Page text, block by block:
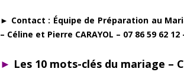
► Contact : Équipe de Préparation au
– Céline et Pierre CARAYOL – 07 86 59 62 12
► Les 10 mots-clés du mariage –